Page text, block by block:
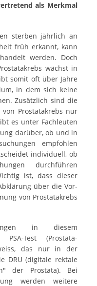
als Merkmal
sterben jährlich an
früh erkannt, kann
werden. Doch
wächst in
somit oft über Jahre
in dem sich keine
Zusätzlich sind die
Prostatakrebs nur
es unter Fachleuten
darüber, ob und in
empfohlen
individuell, ob
durchführen
ist, dass dieser
über die Vor-
von Prostatakrebs
in diesem
Test (Prostata-
das nur in der
DRU (digitale rektale
der Prostata). Bei
werden weitere